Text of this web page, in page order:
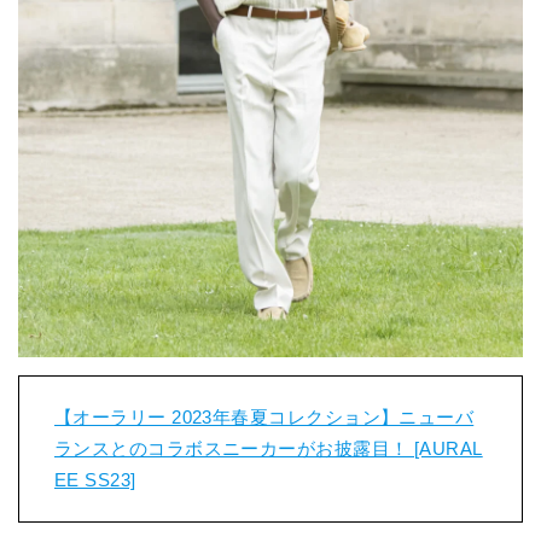
【オーラリー 2023年春夏コレクション】ニューバ
ランスとのコラボスニーカーがお披露目！ [AURAL
EE SS23]